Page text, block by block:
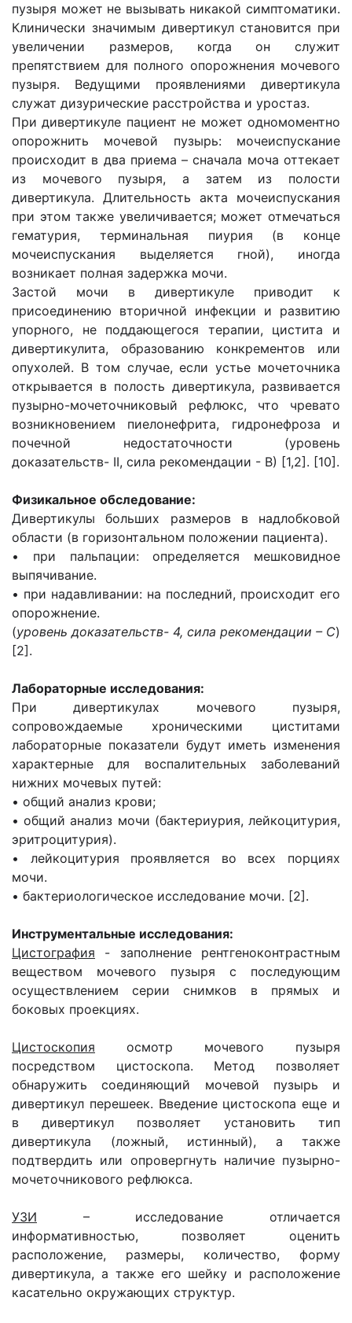
пузыря может не вызывать никакой симптоматики.
Клинически значимым дивертикул становится при
увеличении размеров, когда он служит
препятствием для полного опорожнения мочевого
пузыря. Ведущими проявлениями дивертикула
служат дизурические расстройства и уростаз.
При дивертикуле пациент не может одномоментно
опорожнить мочевой пузырь: мочеиспускание
происходит в два приема – сначала моча оттекает
из мочевого пузыря, а затем из полости
дивертикула. Длительность акта мочеиспускания
при этом также увеличивается; может отмечаться
гематурия, терминальная пиурия (в конце
мочеиспускания выделяется гной), иногда
возникает полная задержка мочи.
Застой мочи в дивертикуле приводит к
присоединению вторичной инфекции и развитию
упорного, не поддающегося терапии, цистита и
дивертикулита, образованию конкрементов или
опухолей. В том случае, если устье мочеточника
открывается в полость дивертикула, развивается
пузырно-мочеточниковый рефлюкс, что чревато
возникновением пиелонефрита, гидронефроза и
почечной недостаточности (уровень
доказательств- II, сила рекомендации - В) [1,2]. [10].
Физикальное обследование:
Дивертикулы больших размеров в надлобковой
области (в горизонтальном положении пациента).
• при пальпации: определяется мешковидное
выпячивание.
• при надавливании: на последний, происходит его
опорожнение.
(уровень доказательств- 4, сила рекомендации – С)
[2].
Лабораторные исследования:
При дивертикулах мочевого пузыря,
сопровождаемые хроническими циститами
лабораторные показатели будут иметь изменения
характерные для воспалительных заболеваний
нижних мочевых путей:
• общий анализ крови;
• общий анализ мочи (бактериурия, лейкоцитурия,
эритроцитурия).
• лейкоцитурия проявляется во всех порциях
мочи.
• бактериологическое исследование мочи. [2].
Инструментальные исследования:
Цистография - заполнение рентгеноконтрастным
веществом мочевого пузыря с последующим
осуществлением серии снимков в прямых и
боковых проекциях.
Цистоскопия осмотр мочевого пузыря
посредством цистоскопа. Метод позволяет
обнаружить соединяющий мочевой пузырь и
дивертикул перешеек. Введение цистоскопа еще и
в дивертикул позволяет установить тип
дивертикула (ложный, истинный), а также
подтвердить или опровергнуть наличие пузырно-
мочеточникового рефлюкса.
УЗИ – исследование отличается
информативностью, позволяет оценить
расположение, размеры, количество, форму
дивертикула, а также его шейку и расположение
касательно окружающих структур.